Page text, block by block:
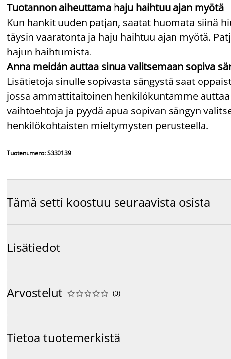
Tuotannon aiheuttama haju haihtuu ajan myötä
Kun hankit uuden patjan, saatat huomata siinä
täysin vaaratonta ja haju haihtuu ajan myötä.
hajun haihtumista.
Anna meidän auttaa sinua valitsemaan sopiva
Lisätietoja sinulle sopivasta sängystä saat
jossa ammattitaitoinen henkilökuntamme
vaihtoehtoja ja pyydä apua sopivan sängyn
henkilökohtaisten mieltymysten perusteella.
Tuotenumero: S330139
Tämä setti koostuu seuraavista osista
Lisätiedot
Arvostelut 




 (0)
Tietoa tuotemerkistä